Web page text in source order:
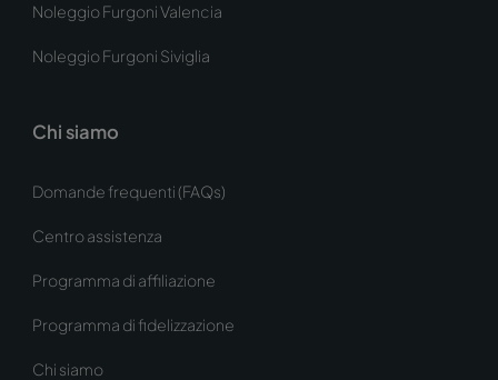
Noleggio Furgoni Valencia
Noleggio Furgoni Siviglia
Chi siamo
Domande frequenti (FAQs)
Centro assistenza
Programma di affiliazione
Programma di fidelizzazione
Chi siamo